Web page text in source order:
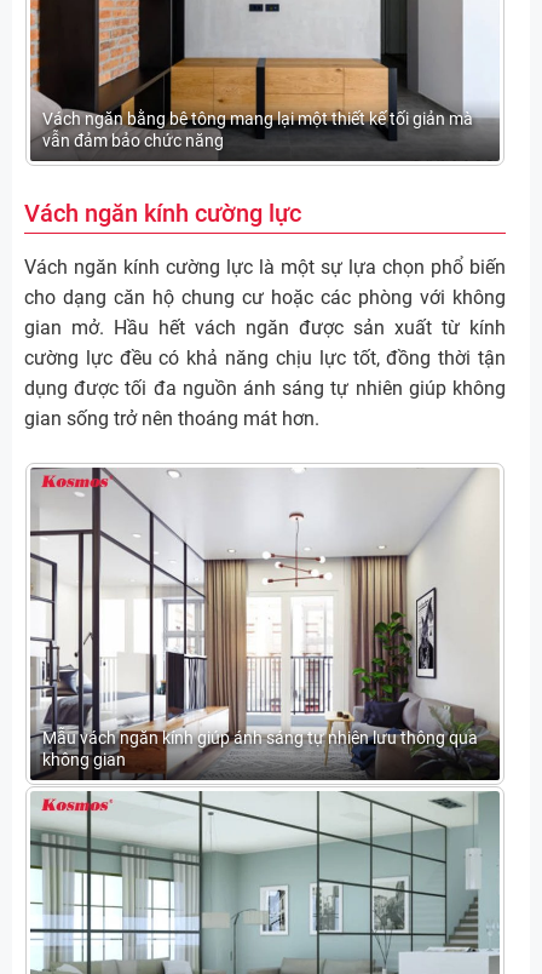
Vách ngăn bằng bê tông mang lại một thiết kế tối giản mà
vẫn đảm bảo chức năng
Vách ngăn kính cường lực
Vách ngăn kính cường lực là một sự lựa chọn phổ biến
cho dạng căn hộ chung cư hoặc các phòng với không
gian mở. Hầu hết vách ngăn được sản xuất từ kính
cường lực đều có khả năng chịu lực tốt, đồng thời tận
dụng được tối đa nguồn ánh sáng tự nhiên giúp không
gian sống trở nên thoáng mát hơn.
Mẫu vách ngăn kính giúp ánh sáng tự nhiên lưu thông qua
không gian